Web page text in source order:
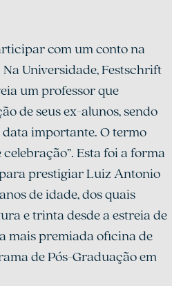
com um conto na
Universidade, Festschrift
um professor que
de seus ex-alunos, sendo
importante. O termo
Esta foi a forma
prestigiar Luiz Antonio
de idade, dos quais
e trinta desde a estreia de
mais premiada oficina de
de Pós-Graduação em